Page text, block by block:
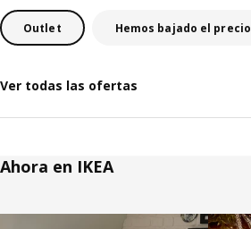
Outlet Hemos bajado el precio
Ver todas las ofertas
Ahora en IKEA